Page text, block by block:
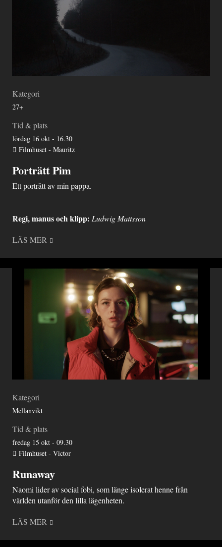
Kategori
27+
Tid & plats
lördag 16 okt - 16.30
Filmhuset - Mauritz
Porträtt Pim
Ett porträtt av min pappa.
Regi, manus ochklipp: Ludwig Mattsson
LÄS MER
Kategori
Mellanvikt
Tid & plats
fredag 15 okt - 09.30
Filmhuset - Victor
Runaway
Naomi lider av social fobi, som länge isolerat henne från
världen utanför den lilla lägenheten.
LÄS MER